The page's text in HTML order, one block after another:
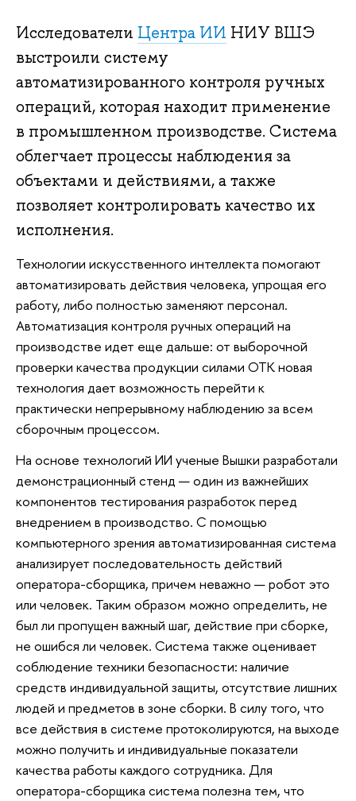
Исследователи Центра ИИ НИУ ВШЭ
выстроили систему
автоматизированного контроля ручных
операций, которая находит применение
в промышленном производстве. Система
облегчает процессы наблюдения за
объектами и действиями, а также
позволяет контролировать качество их
исполнения.
Технологии искусственного интеллекта помогают
автоматизировать действия человека, упрощая его
работу, либо полностью заменяют персонал.
Автоматизация контроля ручных операций на
производстве идет еще дальше: от выборочной
проверки качества продукции силами ОТК новая
технология дает возможность перейти к
практически непрерывному наблюдению за всем
сборочным процессом.
На основе технологий ИИ ученые Вышки разработали
демонстрационный стенд — один из важнейших
компонентов тестирования разработок перед
внедрением в производство. С помощью
компьютерного зрения автоматизированная система
анализирует последовательность действий
оператора-сборщика, причем неважно — робот это
или человек. Таким образом можно определить, не
был ли пропущен важный шаг, действие при сборке,
не ошибся ли человек. Система также оценивает
соблюдение техники безопасности: наличие
средств индивидуальной защиты, отсутствие лишних
людей и предметов в зоне сборки. В силу того, что
все действия в системе протоколируются, на выходе
можно получить и индивидуальные показатели
качества работы каждого сотрудника. Для
оператора-сборщика система полезна тем, что